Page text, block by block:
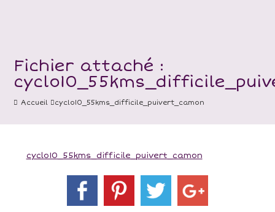
Fichier attaché :
Accueil cyclo10_55kms_difficile_puivert_camon
cyclo10_55kms_difficile_puivert_camon